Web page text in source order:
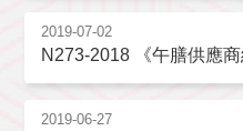
2019-07-02
N273-2018 《午膳供應商
2019-06-27